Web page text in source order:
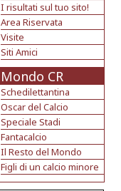
I risultati sul tuo sito!
Area Riservata
Visite
Siti Amici
Mondo CR
Schedilettantina
Oscar del Calcio
Speciale Stadi
Fantacalcio
Il Resto del Mondo
Figli di un calcio minore